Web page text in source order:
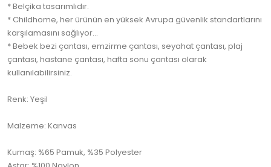
* Belçika tasarımlıdır.
* Childhome, her ürünün en yüksek Avrupa güvenlik standartlarını
karşılamasını sağlıyor...
* Bebek bezi çantası, emzirme çantası, seyahat çantası, plaj
çantası, hastane çantası, hafta sonu çantası olarak
kullanılabilirsiniz.
Renk: Yeşil
Malzeme: Kanvas
Kumaş: %65 Pamuk, %35 Polyester